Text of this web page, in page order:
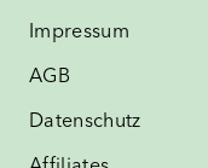
Impressum
AGB
Datenschutz